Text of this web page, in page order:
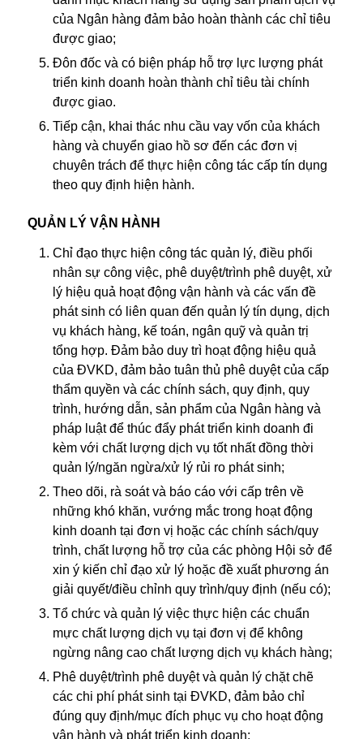
của Ngân hàng đảm bảo hoàn thành các chỉ tiêu
được giao;
Đôn đốc và có biện pháp hỗ trợ lực lượng phát
triển kinh doanh hoàn thành chỉ tiêu tài chính
được giao.
Tiếp cận, khai thác nhu cầu vay vốn của khách
hàng và chuyển giao hồ sơ đến các đơn vị
chuyên trách để thực hiện công tác cấp tín dụng
theo quy định hiện hành.
QUẢN LÝ VẬN HÀNH
Chỉ đạo thực hiện công tác quản lý, điều phối
nhân sự công việc, phê duyệt/trình phê duyệt, xử
lý hiệu quả hoạt động vận hành và các vấn đề
phát sinh có liên quan đến quản lý tín dụng, dịch
vụ khách hàng, kế toán, ngân quỹ và quản trị
tổng hợp. Đảm bảo duy trì hoạt động hiệu quả
của ĐVKD, đảm bảo tuân thủ phê duyệt của cấp
thẩm quyền và các chính sách, quy định, quy
trình, hướng dẫn, sản phẩm của Ngân hàng và
pháp luật để thúc đẩy phát triển kinh doanh đi
kèm với chất lượng dịch vụ tốt nhất đồng thời
quản lý/ngăn ngừa/xử lý rủi ro phát sinh;
Theo dõi, rà soát và báo cáo với cấp trên về
những khó khăn, vướng mắc trong hoạt động
kinh doanh tại đơn vị hoặc các chính sách/quy
trình, chất lượng hỗ trợ của các phòng Hội sở để
xin ý kiến chỉ đạo xử lý hoặc đề xuất phương án
giải quyết/điều chỉnh quy trình/quy định (nếu có);
Tổ chức và quản lý việc thực hiện các chuẩn
mực chất lượng dịch vụ tại đơn vị để không
ngừng nâng cao chất lượng dịch vụ khách hàng;
Phê duyệt/trình phê duyệt và quản lý chặt chẽ
các chi phí phát sinh tại ĐVKD, đảm bảo chỉ
đúng quy định/mục đích phục vụ cho hoạt động
vận hành và phát triển kinh doanh;